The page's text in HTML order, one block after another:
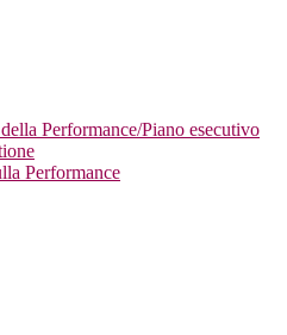
Performance/Piano esecutivo
Performance